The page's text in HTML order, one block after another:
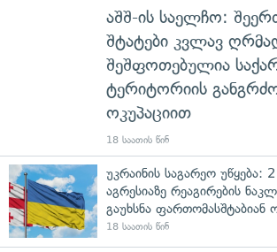
აშშ-ის საელჩო:
შტატები კვლავ
შეშფოთებულია
ტერიტორიის
ოკუპაციით
18 საათის წინ
უკრაინის საგარეო უწყება:
აგრესიაზე რეაგირების
გაუხსნა ფართომასშტაბიან
18 საათის წინ